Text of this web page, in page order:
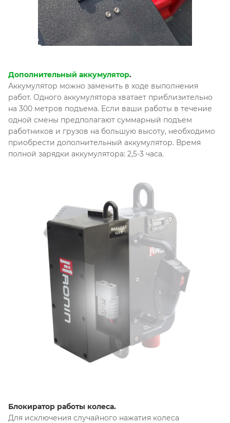
Дополнительный аккумулятор.
Аккумулятор можно заменить в ходе выполнения
работ. Одного аккумулятора хватает приблизительно
на 300 метров подъема. Если ваши работы в течение
одной смены предполагают суммарный подъем
работников и грузов на большую высоту, необходимо
приобрести дополнительный аккумулятор. Время
полной зарядки аккумулятора: 2,5-3 часа.
Блокиратор работы колеса.
Для исключения случайного нажатия колеса